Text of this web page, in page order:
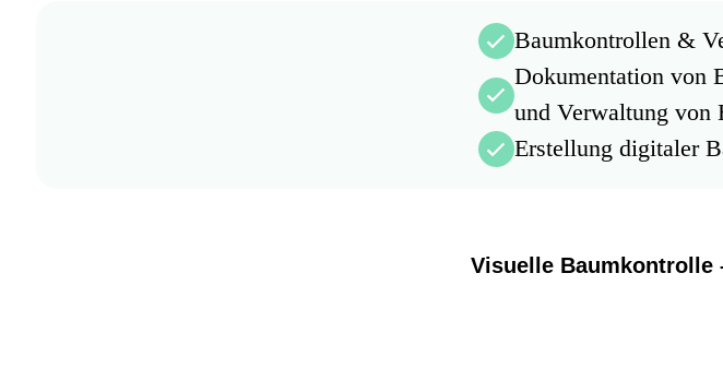
Jungbaumpflege
Pflege nach
Ersatz- und Neupflanzung
Baumkontrollen &
Dokumentation von
und Verwaltung von
Erstellung digitaler
Visuelle Baumkontrolle